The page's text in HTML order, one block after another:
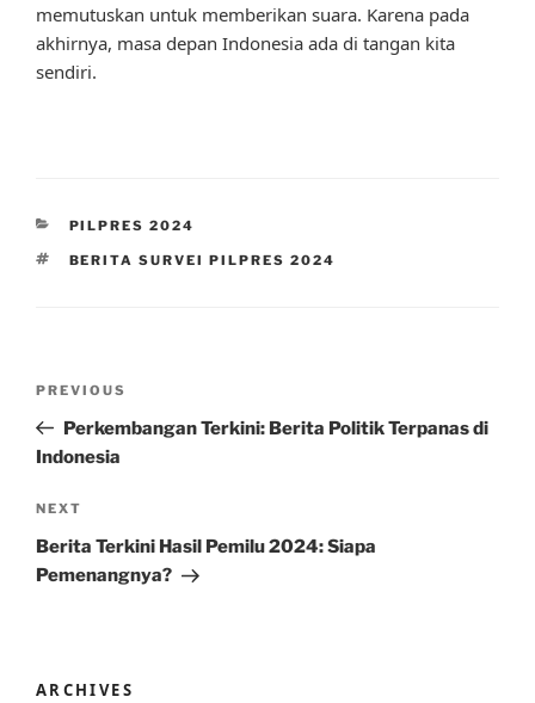
memutuskan untuk memberikan suara. Karena pada
akhirnya, masa depan Indonesia ada di tangan kita
sendiri.
CATEGORIES
PILPRES 2024
TAGS
BERITA SURVEI PILPRES 2024
Previous
Post
PREVIOUS
Perkembangan Terkini: Berita Politik Terpanas di
Indonesia
Next
Post
NEXT
Berita Terkini Hasil Pemilu 2024: Siapa
Pemenangnya?
ARCHIVES